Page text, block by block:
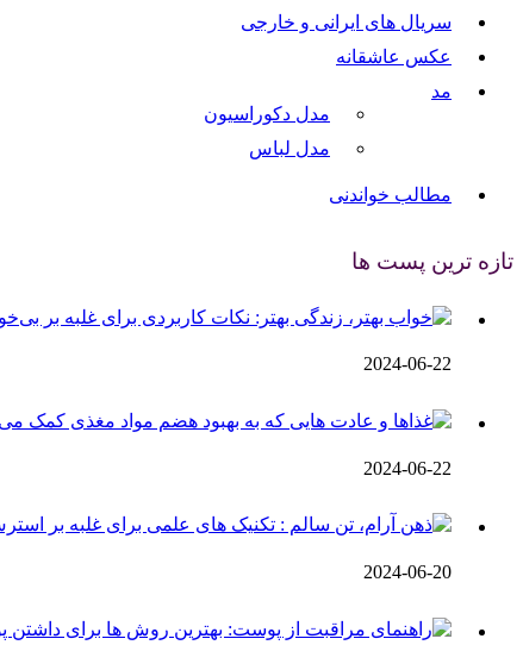
سریال های ایرانی و خارجی
عکس عاشقانه
مد
مدل دکوراسیون
مدل لباس
مطالب خواندنی
تازه ترین پست ها
2024-06-22
2024-06-22
2024-06-20